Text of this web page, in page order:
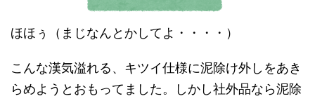
ほほぅ（まじなんとかしてよ・・・・）
こんな漢気溢れる、キツイ仕様に泥除け外しをあき
らめようとおもってました。しかし社外品なら泥除